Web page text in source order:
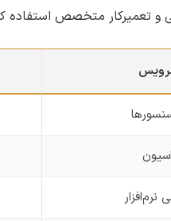
و تعمیرکار متخصص استفاده
نرم‌افزار